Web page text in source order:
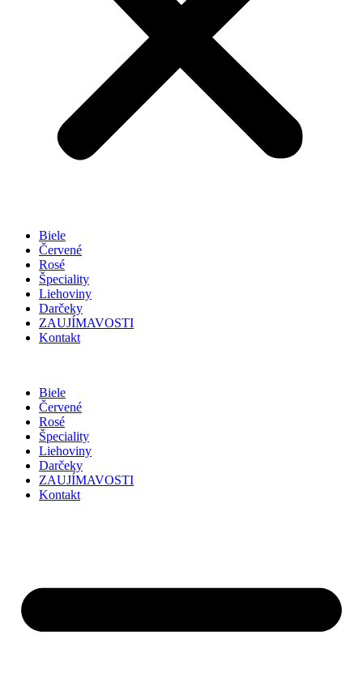
Biele
Červené
Rosé
Špeciality
Liehoviny
Darčeky
ZAUJÍMAVOSTI
Kontakt
Biele
Červené
Rosé
Špeciality
Liehoviny
Darčeky
ZAUJÍMAVOSTI
Kontakt